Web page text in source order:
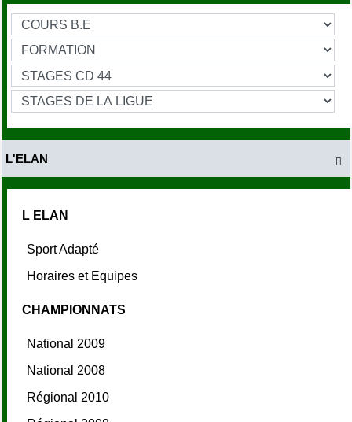

L'ELAN
L ELAN
Sport Adapté
Horaires et Equipes
CHAMPIONNATS
National 2009
National 2008
Régional 2010